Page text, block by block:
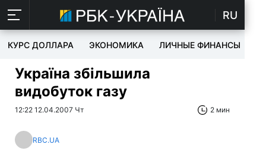
RU
КУРС ДОЛЛАРА ЭКОНОМИКА ЛИЧНЫЕ ФИНАНСЫ
Україна збільшила
видобуток газу
12:22 12.04.2007 Чт 2 мин
RBC.UA